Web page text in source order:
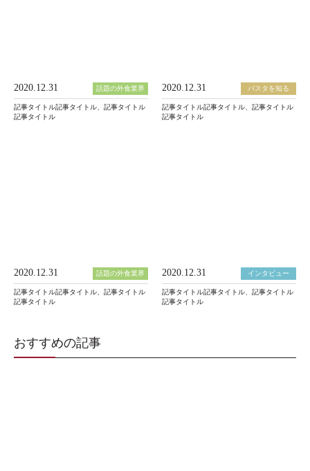
2020.12.31 話題の外食業界
記事タイトル記事タイトル、記事タイトル
記事タイトル
2020.12.31 パスタを知る
記事タイトル記事タイトル、記事タイトル
記事タイトル
2020.12.31 話題の外食業界
記事タイトル記事タイトル、記事タイトル
記事タイトル
2020.12.31 インタビュー
記事タイトル記事タイトル、記事タイトル
記事タイトル
おすすめの記事